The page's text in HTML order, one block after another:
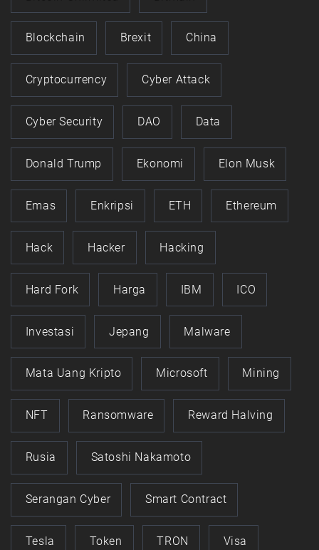
Blockchain Brexit China
Cryptocurrency Cyber Attack
Cyber Security DAO Data
Donald Trump Ekonomi Elon Musk
Emas Enkripsi ETH Ethereum
Hack Hacker Hacking
Hard Fork Harga IBM ICO
Investasi Jepang Malware
Mata Uang Kripto Microsoft Mining
NFT Ransomware Reward Halving
Rusia Satoshi Nakamoto
Serangan Cyber Smart Contract
Tesla Token TRON Visa